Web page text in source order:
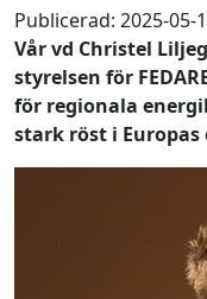
Publicerad: 2025-05-
Vår vd Christel
styrelsen för
för regionala
stark röst i